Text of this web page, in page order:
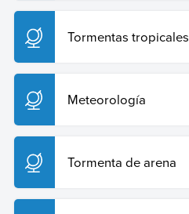
Tormentas tropicales
Meteorología
Tormenta de arena